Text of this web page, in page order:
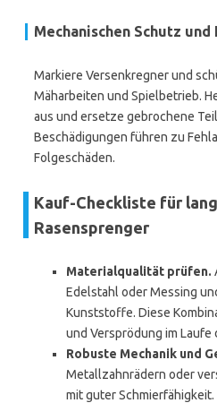
Mechanischen Schutz
Markiere Versenkregner und
Mäharbeiten und Spielbetrieb.
aus und ersetze gebrochene
Beschädigungen führen zu
Folgeschäden.
Kauf-Checkliste für
Rasensprenger
Materialqualität prüfen.
Edelstahl oder Messing
Kunststoffe. Diese
und Versprödung im Laufe
Robuste Mechanik und
Metallzahnrädern oder
mit guter